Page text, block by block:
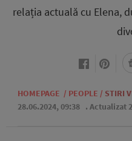
relația actuală cu Elena,
HOMEPAGE / PEOPLE / STIRI
28.06.2024, 09:38 . Actualizat